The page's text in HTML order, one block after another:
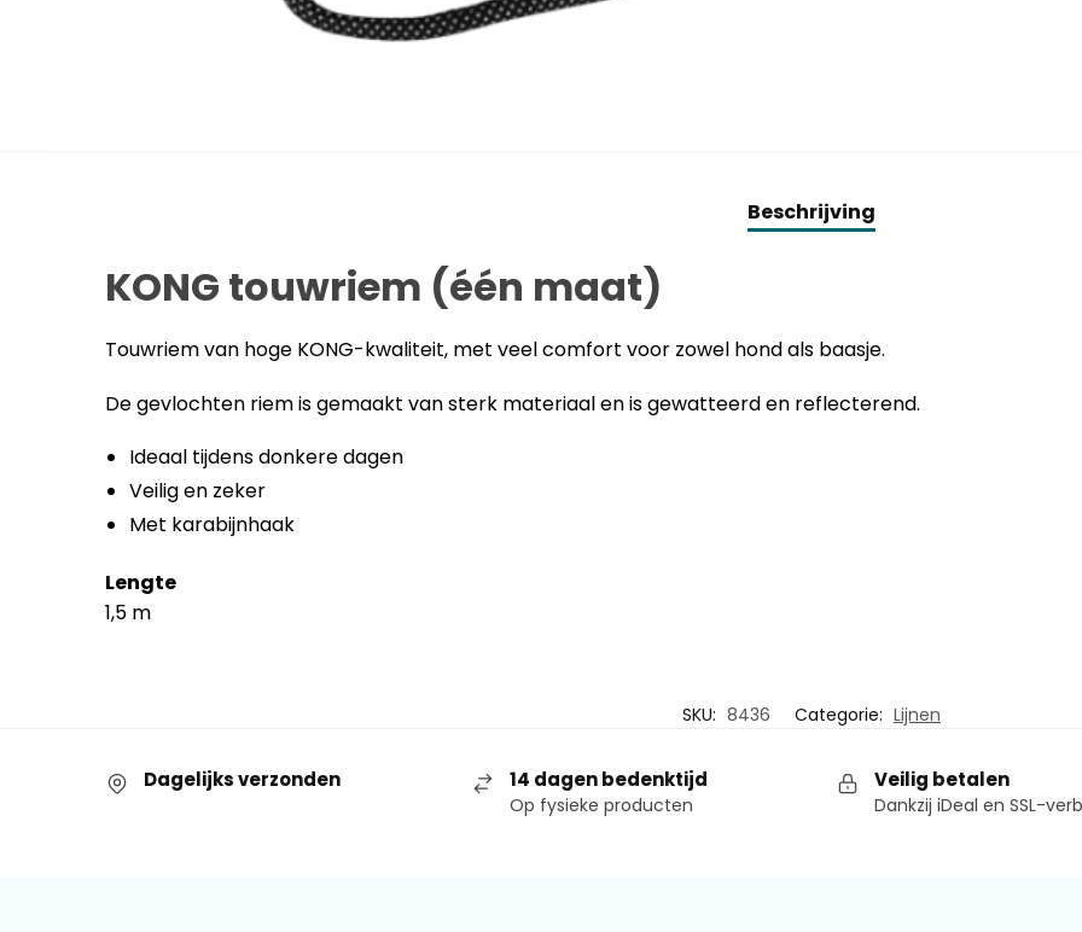
Beschrijving
KONG touwriem (één maat)
Touwriem van hoge KONG-kwaliteit, met veel comfort voor zowel hond als baasje.
De gevlochten riem is gemaakt van sterk materiaal en is gewatteerd en reflecterend.
Ideaal tijdens donkere dagen
Veilig en zeker
Met karabijnhaak
Lengte
1,5 m
SKU: 8436 Categorie: Lijnen
Dagelijks verzonden 14 dagen bedenktijd
Op fysieke producten
Veilig betalen
Dankzij iDeal en SSL-